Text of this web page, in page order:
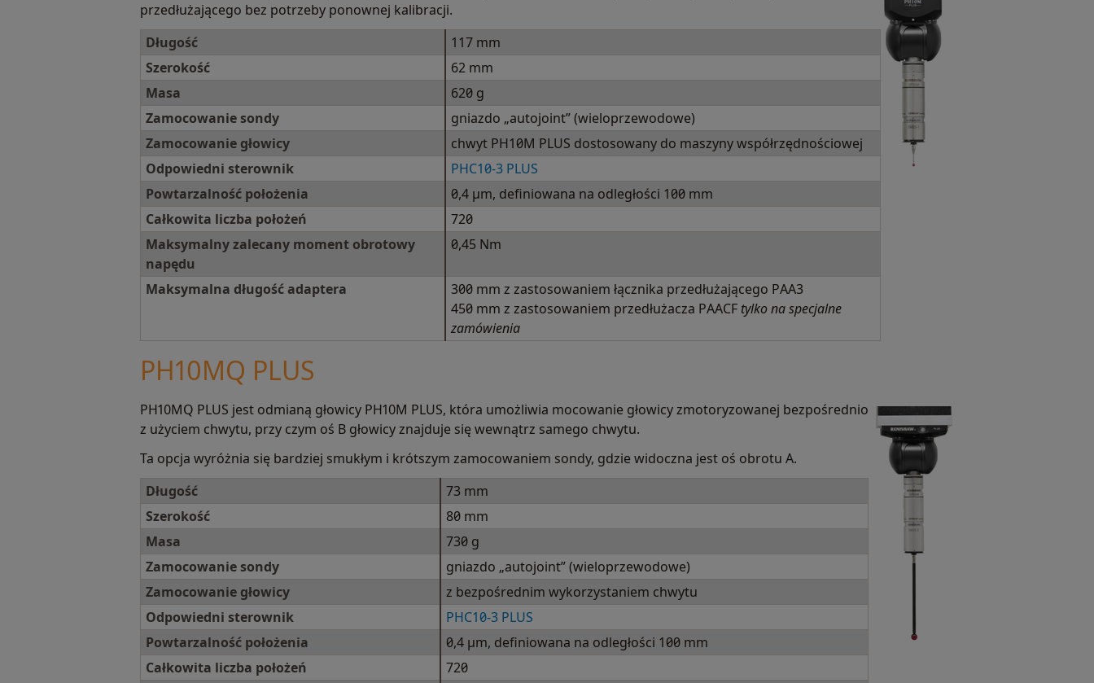
przedłużającego bez potrzeby ponownej kalibracji.
Długość
117 mm
Szerokość
62 mm
Masa
620 g
Zamocowanie sondy
gniazdo „autojoint” (wieloprzewodowe)
Zamocowanie głowicy
chwyt PH10M PLUS dostosowany do maszyny współrzędnościowej
Odpowiedni sterownik
PHC10-3 PLUS
Powtarzalność położenia
0,4 µm, definiowana na odległości 100 mm
Całkowita liczba położeń
720
Maksymalny zalecany moment obrotowy
napędu
0,45 Nm
Maksymalna długość adaptera
300 mm z zastosowaniem łącznika przedłużającego PAA3
450 mm z zastosowaniem przedłużacza PAACF tylko na specjalne
zamówienia
PH10MQ PLUS
PH10MQ PLUS jest odmianą głowicy PH10M PLUS, która umożliwia mocowanie głowicy zmotoryzowanej bezpośrednio
z użyciem chwytu, przy czym oś B głowicy znajduje się wewnątrz samego chwytu.
Ta opcja wyróżnia się bardziej smukłym i krótszym zamocowaniem sondy, gdzie widoczna jest oś obrotu A.
Długość
73 mm
Szerokość
80 mm
Masa
730 g
Zamocowanie sondy
gniazdo „autojoint” (wieloprzewodowe)
Zamocowanie głowicy
z bezpośrednim wykorzystaniem chwytu
Odpowiedni sterownik
PHC10-3 PLUS
Powtarzalność położenia
0,4 µm, definiowana na odległości 100 mm
Całkowita liczba położeń
720